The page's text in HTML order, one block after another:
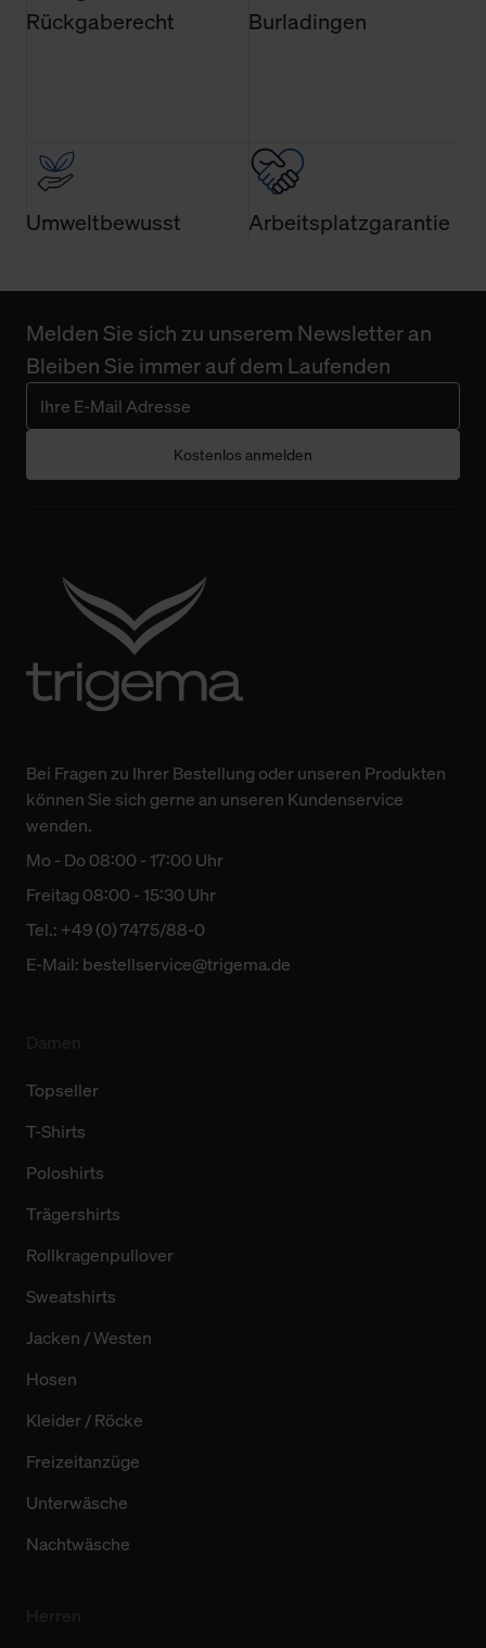
Rückgaberecht
Burladingen
Umweltbewusst Arbeitsplatzgarantie
Melden Sie sich zu unserem Newsletter an
Bleiben Sie immer auf dem Laufenden
Kostenlos anmelden
Bei Fragen zu Ihrer Bestellung oder unseren Produkten
können Sie sich gerne an unseren Kundenservice
wenden.
Mo - Do 08:00 - 17:00 Uhr
Freitag 08:00 - 15:30 Uhr
Tel.: +49 (0) 7475/88-0
E-Mail: bestellservice@trigema.de
Topseller
T-Shirts
Poloshirts
Trägershirts
Rollkragenpullover
Sweatshirts
Jacken / Westen
Hosen
Kleider / Röcke
Freizeitanzüge
Unterwäsche
Nachtwäsche